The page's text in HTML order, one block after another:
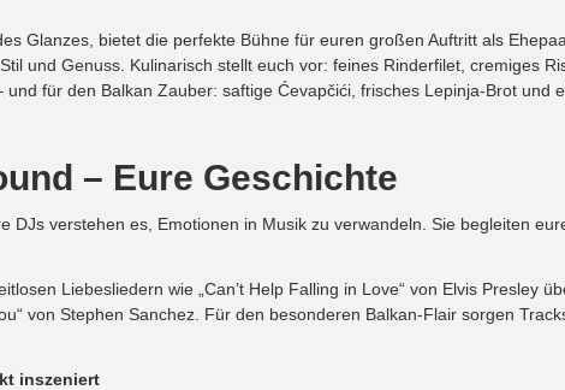
Glanzes, bietet die perfekte Bühne für euren großen Auftritt als
und Genuss. Kulinarisch stellt euch vor: feines Rinderfilet, cremiges
für den Balkan Zauber: saftige Ćevapčići, frisches Lepinja-Brot und
– Eure Geschichte
DJs verstehen es, Emotionen in Musik zu verwandeln. Sie begleiten
Liebesliedern wie „Can’t Help Falling in Love“ von Elvis Presley
von Stephen Sanchez. Für den besonderen Balkan-Flair sorgen
inszeniert